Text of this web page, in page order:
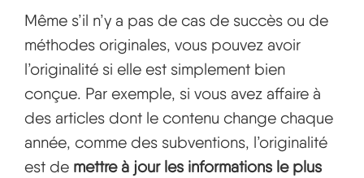
Même s’il n’y a pas de cas de succès ou de
méthodes originales, vous pouvez avoir
l’originalité si elle est simplement bien
conçue. Par exemple, si vous avez affaire à
des articles dont le contenu change chaque
année, comme des subventions, l’originalité
est de mettre à jour les informations le plus